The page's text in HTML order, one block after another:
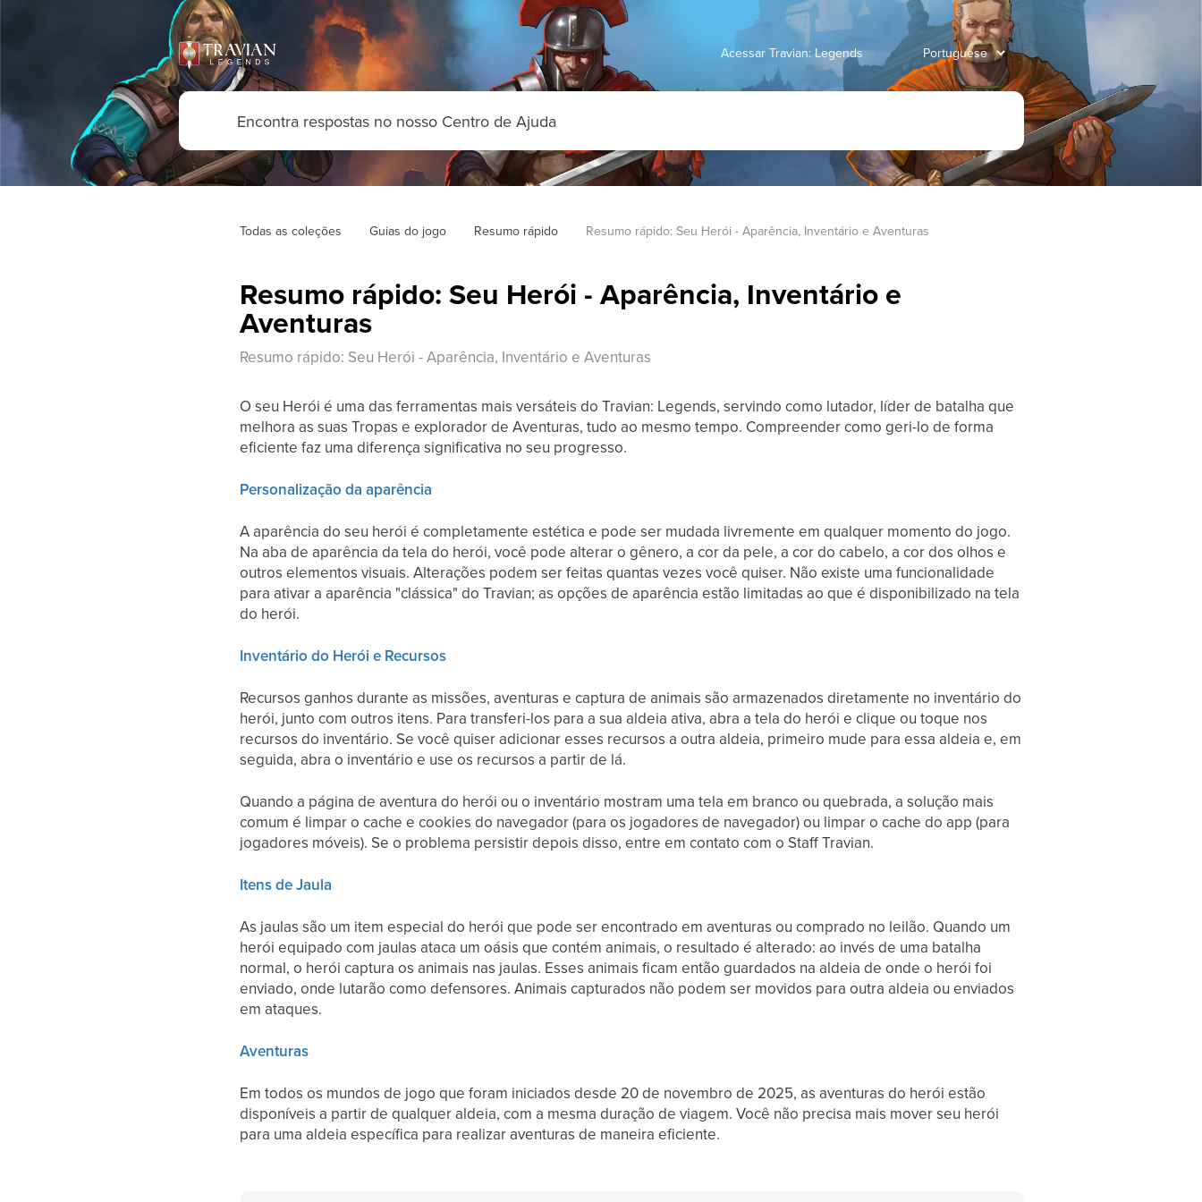
Acessar Travian: Legends
Todas as coleções Guias do jogo Resumo rápido Resumo rápido: Seu Herói - Aparência, Inventário e Aventuras
Resumo rápido: Seu Herói - Aparência, Inventário e
Aventuras
Resumo rápido: Seu Herói - Aparência, Inventário e Aventuras
O seu Herói é uma das ferramentas mais versáteis do Travian: Legends, servindo como lutador, líder de batalha que
melhora as suas Tropas e explorador de Aventuras, tudo ao mesmo tempo. Compreender como geri-lo de forma
eficiente faz uma diferença significativa no seu progresso.
Personalização da aparência
A aparência do seu herói é completamente estética e pode ser mudada livremente em qualquer momento do jogo.
Na aba de aparência da tela do herói, você pode alterar o gênero, a cor da pele, a cor do cabelo, a cor dos olhos e
outros elementos visuais. Alterações podem ser feitas quantas vezes você quiser. Não existe uma funcionalidade
para ativar a aparência "clássica" do Travian; as opções de aparência estão limitadas ao que é disponibilizado na tela
do herói.
Inventário do Herói e Recursos
Recursos ganhos durante as missões, aventuras e captura de animais são armazenados diretamente no inventário do
herói, junto com outros itens. Para transferi-los para a sua aldeia ativa, abra a tela do herói e clique ou toque nos
recursos do inventário. Se você quiser adicionar esses recursos a outra aldeia, primeiro mude para essa aldeia e, em
seguida, abra o inventário e use os recursos a partir de lá.
Quando a página de aventura do herói ou o inventário mostram uma tela em branco ou quebrada, a solução mais
comum é limpar o cache e cookies do navegador (para os jogadores de navegador) ou limpar o cache do app (para
jogadores móveis). Se o problema persistir depois disso, entre em contato com o Staff Travian.
Itens de Jaula
As jaulas são um item especial do herói que pode ser encontrado em aventuras ou comprado no leilão. Quando um
herói equipado com jaulas ataca um oásis que contém animais, o resultado é alterado: ao invés de uma batalha
normal, o herói captura os animais nas jaulas. Esses animais ficam então guardados na aldeia de onde o herói foi
enviado, onde lutarão como defensores. Animais capturados não podem ser movidos para outra aldeia ou enviados
em ataques.
Aventuras
Em todos os mundos de jogo que foram iniciados desde 20 de novembro de 2025, as aventuras do herói estão
disponíveis a partir de qualquer aldeia, com a mesma duração de viagem. Você não precisa mais mover seu herói
para uma aldeia específica para realizar aventuras de maneira eficiente.